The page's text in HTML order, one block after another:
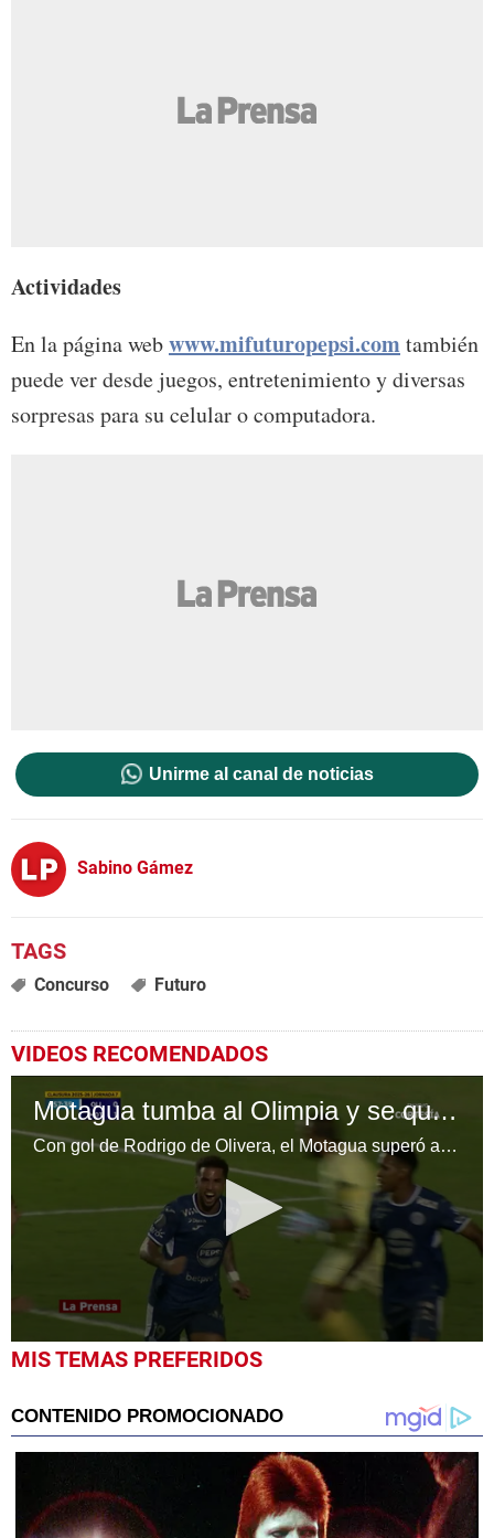
Actividades
En la página webwww.mifuturopepsi.comtambién
puede ver desde juegos, entretenimiento y diversas
sorpresas para su celular o computadora.
Unirme al canal de noticias
Sabino Gámez
Concurso Futuro
VIDEOS RECOMENDADOS
Motagua tumba al Olimpia y se queda con el derbi capitalino
Con gol de Rodrigo de Olivera, el Motagua superó al Olimpia y consigue tres valiosos puntos en el derbi capitalino.
0
seconds
seconds
MIS TEMAS PREFERIDOS